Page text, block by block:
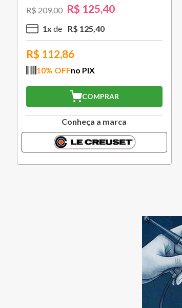
R$799,00 R$ 559,30
5x R$ 111 ,86
R$ 503,37
10% OFFno PIX
COMPRAR
Conheça a marca